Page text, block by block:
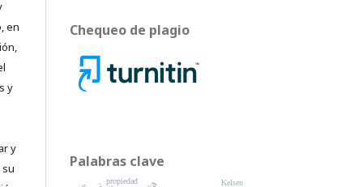
en
y
y
Chequeo de plagio
Palabras clave
propiedad Kelsen